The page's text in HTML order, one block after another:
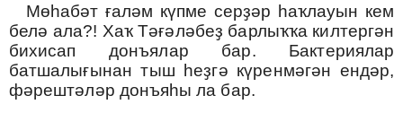
Мөһабәт ғаләм күпме серҙәр һаҡлауын кем
белә ала?! Хаҡ Тәғәләбеҙ барлыҡҡа килтергән
бихисап донъялар бар. Бактериялар
батшалығынан тыш һеҙгә күренмәгән ендәр,
фәрештәләр донъяһы ла бар.